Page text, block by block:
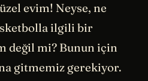
evim! Neyse, ne
ilgili bir
değil mi? Bunun için
gitmemiz gerekiyor.